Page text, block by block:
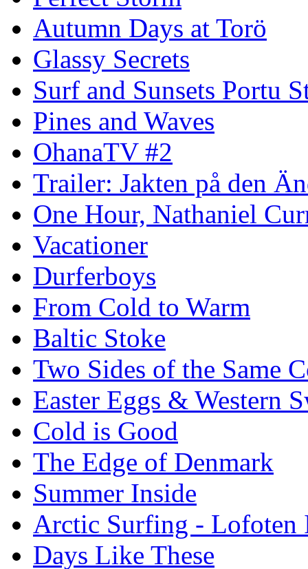
Autumn Days at Torö
Glassy Secrets
Surf and Sunsets Portu
Pines and Waves
OhanaTV #2
Trailer: Jakten på den
One Hour, Nathaniel
Vacationer
Durferboys
From Cold to Warm
Baltic Stoke
Two Sides of the Same
Easter Eggs & Western
Cold is Good
The Edge of Denmark
Summer Inside
Arctic Surfing - Lofoten
Days Like These